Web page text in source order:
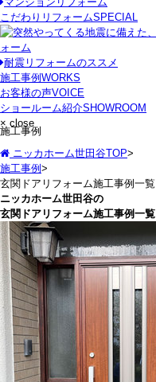
こだわりリフォームSPECIAL
耐震リフォームのススメ
施工事例 WORKS
お客様の声VOICE
ショールーム紹介SHOWROOM
× close
施工事例
ニッカホーム世田谷TOP>
施工事例 >
玄関ドアリフォーム施工事例一覧
ニッカホーム世田谷の
玄関ドアリフォーム施工事例一覧